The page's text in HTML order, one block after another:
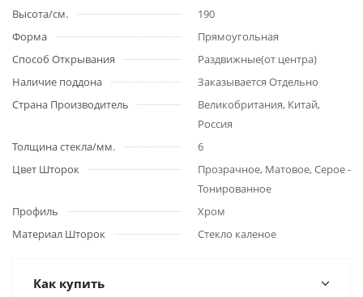
Высота/см.
190
Форма
Прямоугольная
Способ Открывания
Раздвижные(от центра)
Наличие поддона
Заказывается Отдельно
Страна Производитель
Великобритания, Китай,
Россия
Толщина стекла/мм.
6
Цвет Шторок
Прозрачное, Матовое, Серое -
Тонированное
Профиль
Хром
Материал Шторок
Стекло каленое
Как купить